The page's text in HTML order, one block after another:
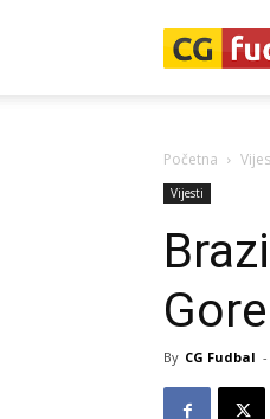
Početna
Vijesti
Gore
By CG Fudbal -